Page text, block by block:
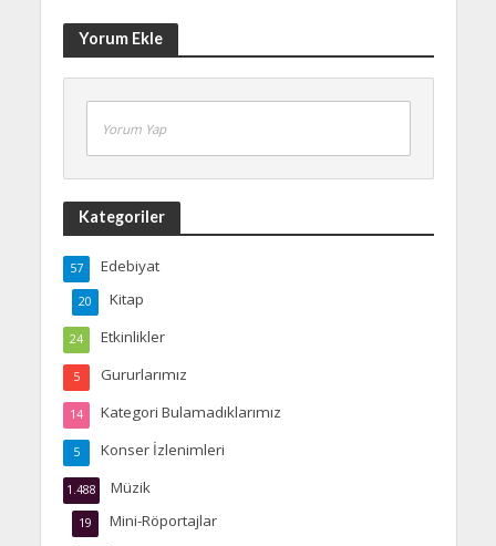
Yorum Ekle
Yorum Yap
Kategoriler
Edebiyat
57
Kitap
20
Etkinlikler
24
Gururlarımız
5
Kategori Bulamadıklarımız
14
Konser İzlenimleri
5
Müzik
1.488
Mini-Röportajlar
19